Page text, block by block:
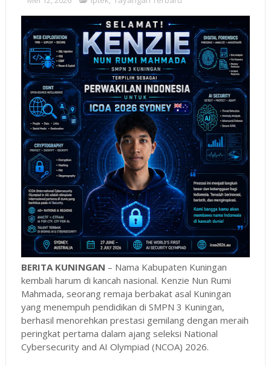
BERITA KUNINGAN – Nama Kabupaten Kuningan
kembali harum di kancah nasional. Kenzie Nun Rumi
Mahmada, seorang remaja berbakat asal Kuningan
yang menempuh pendidikan di SMPN 3 Kuningan,
berhasil menorehkan prestasi gemilang dengan meraih
peringkat pertama dalam ajang seleksi National
Cybersecurity and AI Olympiad (NCOA) 2026.